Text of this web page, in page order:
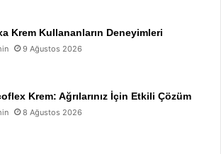
Krem Kullananların Deneyimleri
9 Ağustos 2026
Krem: Ağrılarınız İçin Etkili Çözüm
8 Ağustos 2026